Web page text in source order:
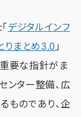
デジタルインフ
りまとめ3.0 」
要な指針がま
ンター整備、広
ものであり、企